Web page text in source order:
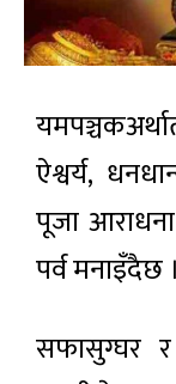
ऐश्वर्य,
पूजा आराधना
पर्व मनाइँदैछ ।
सफासुग्घर